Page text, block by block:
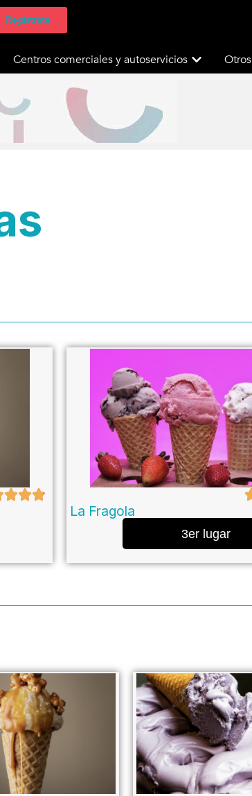
Regístrate
Centros comerciales y autoservicios Otros
La Fragola
3er lugar